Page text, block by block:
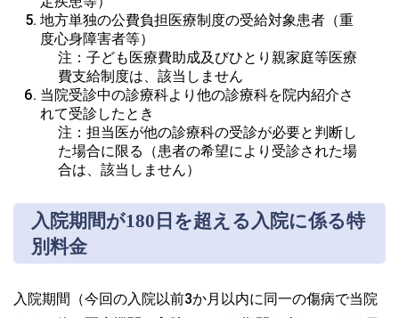
地方単独の公費負担医療制度の受給対象患者（重
度心身障害者等）
注：子ども医療費助成及びひとり親家庭等医療
費支給制度は、該当しません
当院受診中の診療科より他の診療科を院内紹介さ
れて受診したとき
注：担当医が他の診療科の受診が必要と判断し
た場合に限る（患者の希望により受診された場
合は、該当しません）
入院期間が180日を超える入院に係る特
別料金
入院期間（今回の入院以前3か月以内に同一の傷病で当院